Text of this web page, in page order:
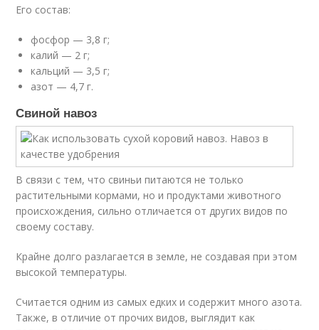
Его состав:
фосфор — 3,8 г;
калий — 2 г;
кальций — 3,5 г;
азот — 4,7 г.
Свиной навоз
В связи с тем, что свиньи питаются не только
растительными кормами, но и продуктами животного
происхождения, сильно отличается от других видов по
своему составу.
Крайне долго разлагается в земле, не создавая при этом
высокой температуры.
Считается одним из самых едких и содержит много азота.
Также, в отличие от прочих видов, выглядит как